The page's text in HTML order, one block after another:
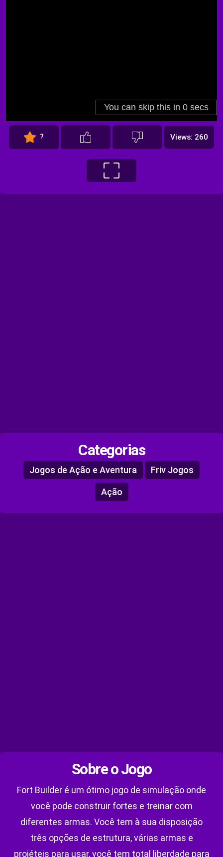
? Views: 260
Categorias
Jogos de Ação e Aventura Friv Jogos
Ação
Sobre o Jogo
Fort Builder é um ótimo jogo de simulação onde
você pode construir fortes e treinar com
diferentes armas. Você tem à sua disposição
três opções de estrutura, várias armas e
projéteis para usar, você tem total liberdade para